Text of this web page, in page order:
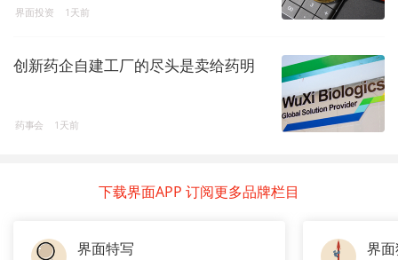
界面投资 1天前
创新药企自建工厂的尽头是卖给药明
药事会 1天前
下载界面APP 订阅更多品牌栏目
界面特写 界